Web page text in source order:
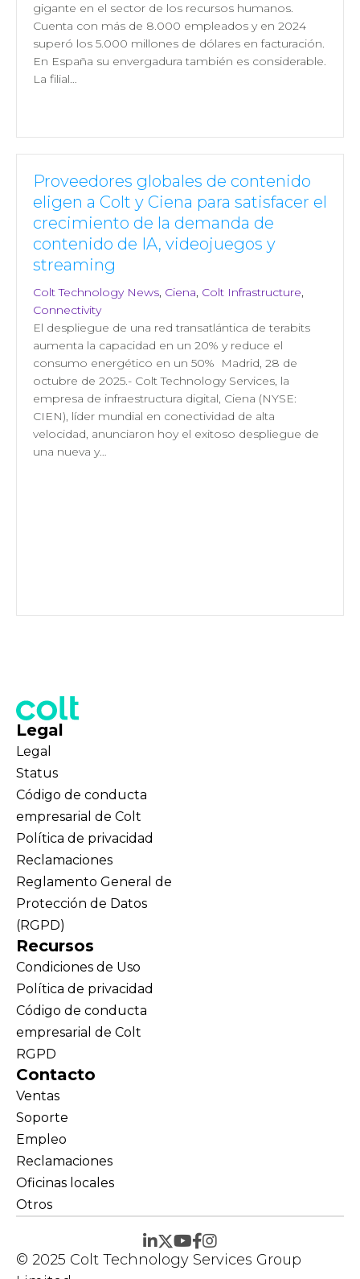
gigante en el sector de los recursos humanos.
Cuenta con más de 8.000 empleados y en 2024
superó los 5.000 millones de dólares en facturación.
En España su envergadura también es considerable.
La filial…
Proveedores globales de contenido
eligen a Colt y Ciena para satisfacer el
crecimiento de la demanda de
contenido de IA, videojuegos y
streaming
Colt Technology News Ciena Colt Infrastructure
Connectivity
El despliegue de una red transatlántica de terabits
aumenta la capacidad en un 20% y reduce el
consumo energético en un 50% Madrid, 28 de
octubre de 2025.- Colt Technology Services, la
empresa de infraestructura digital, Ciena (NYSE:
CIEN), líder mundial en conectividad de alta
velocidad, anunciaron hoy el exitoso despliegue de
una nueva y…
Legal
Legal
Status
Código de conducta
empresarial de Colt
Política de privacidad
Reclamaciones
Reglamento General de
Protección de Datos
(RGPD)
Recursos
Condiciones de Uso
Política de privacidad
Código de conducta
empresarial de Colt
RGPD
Contacto
Ventas
Soporte
Empleo
Reclamaciones
Oficinas locales
Otros
© 2025 Colt Technology Services Group